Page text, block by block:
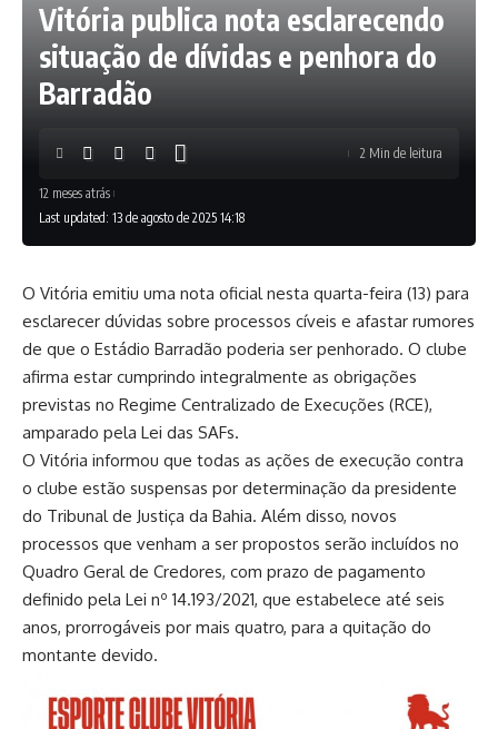
Vitória publica nota esclarecendo
situação de dívidas e penhora do
Barradão
Last updated: 13 de agosto de 2025 14:18
12 meses atrás
2 Min de leitura
O Vitória emitiu uma nota oficial nesta quarta-feira (13) para
esclarecer dúvidas sobre processos cíveis e afastar rumores
de que o Estádio Barradão poderia ser penhorado. O clube
afirma estar cumprindo integralmente as obrigações
previstas no Regime Centralizado de Execuções (RCE),
amparado pela Lei das SAFs.
O Vitória informou que todas as ações de execução contra
o clube estão suspensas por determinação da presidente
do Tribunal de Justiça da Bahia. Além disso, novos
processos que venham a ser propostos serão incluídos no
Quadro Geral de Credores, com prazo de pagamento
definido pela Lei nº 14.193/2021, que estabelece até seis
anos, prorrogáveis por mais quatro, para a quitação do
montante devido.